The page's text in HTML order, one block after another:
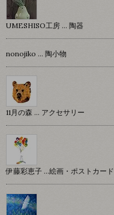
UMESHISO工房 … 陶器
nonojiko ... 陶小物
11月の森 … アクセサリー
伊藤彩恵子 …絵画・ポストカード